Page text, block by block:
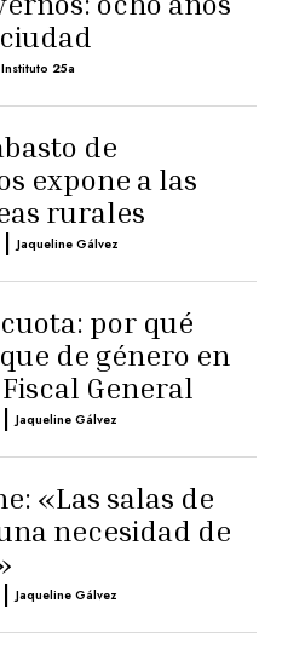
Instituto 25a
de
expone a las
rurales
| Jaqueline Gálvez
por qué
de género en
General
| Jaqueline Gálvez
«Las salas de
necesidad de
| Jaqueline Gálvez